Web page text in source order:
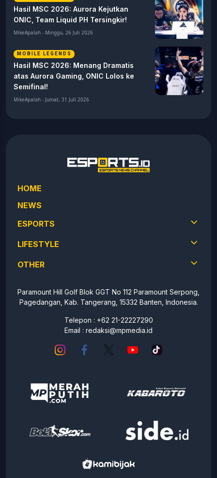
Hasil MSC 2026: Aurora Kejutkan
ONIC, Team Liquid PH Tersingkir!
MikeApalah - Minggu, 26 Juli 2026
MOBILE LEGENDS
Hasil MSC 2026: Menang Dramatis
atas Aurora Gaming, ONIC Lolos ke
Semifinal!
MikeApalah - Jumat, 31 Juli 2026
HOME
NEWS
ESPORTS
LIFESTYLE
OTHER
Paramount Hill Golf Blok GGT No 112 Paramount Serpong,
Pagedangan, Kab. Tangerang, 15332 Banten, Indonesia.
Telepon : +62 21-22227290
Email : redaksi@mpmedia.id